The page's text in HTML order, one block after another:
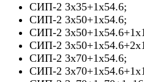
СИП-2 3х35+1х54.6;
СИП-2 3х50+1х54.6;
СИП-2
СИП-2
СИП-2 3х70+1х54.6;
СИП-2